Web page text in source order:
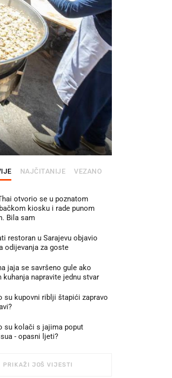
NAJČITANIJE VEZANO
otvorio se u poznatom
kiosku i rade punom
Bila sam
restoran u Sarajevu objavio
odijevanja za goste
jaja se savršeno gule ako
kuhanja napravite jednu stvar
su kupovni riblji štapići zapravo
su kolači s jajima poput
- opasni ljeti?
PRIKAŽI JOŠ VIJESTI